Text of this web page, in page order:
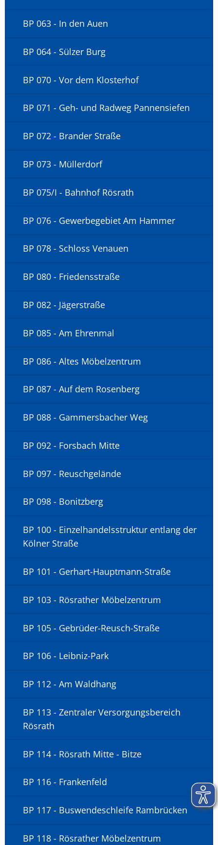
BP 063 - In den Auen
BP 064 - Sülzer Burg
BP 070 - Vor dem Klosterhof
BP 071 - Geh- und Radweg Pannensiefen
BP 072 - Brander Straße
BP 073 - Müllerdorf
BP 075/I - Bahnhof Rösrath
BP 076 - Gewerbegebiet Am Hammer
BP 078 - Schloss Venauen
BP 080 - Friedensstraße
BP 082 - Jägerstraße
BP 085 - Am Ehrenmal
BP 086 - Altes Möbelzentrum
BP 087 - Auf dem Rosenberg
BP 088 - Gammersbacher Weg
BP 092 - Forsbach Mitte
BP 097 - Reuschgelände
BP 098 - Bonitzberg
BP 100 - Einzelhandelsstruktur entlang der
Kölner Straße
BP 101 - Gerhart-Hauptmann-Straße
BP 103 - Rösrather Möbelzentrum
BP 105 - Gebrüder-Reusch-Straße
BP 106 - Leibniz-Park
BP 112 - Am Waldhang
BP 113 - Zentraler Versorgungsbereich
Rösrath
BP 114 - Rösrath Mitte - Bitze
BP 116 - Frankenfeld
BP 117 - Buswendeschleife Rambrücken
BP 118 - Rösrather Möbelzentrum